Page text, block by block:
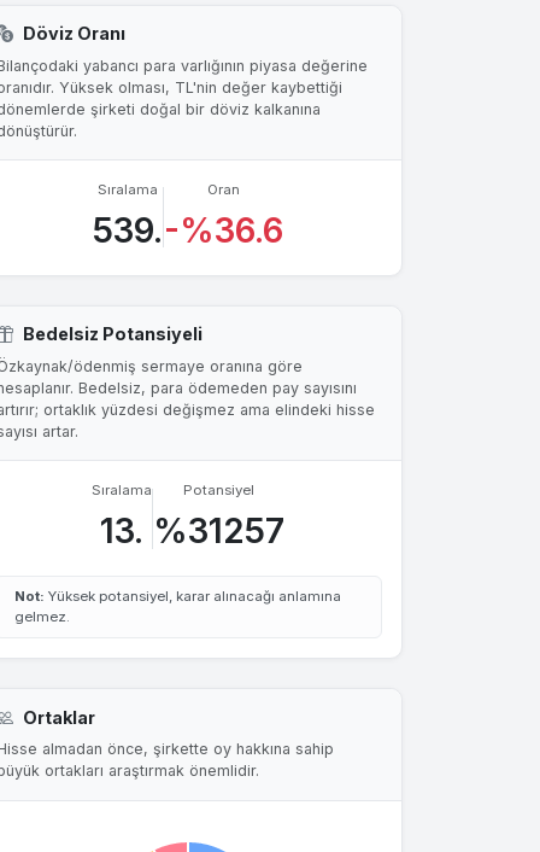
Döviz Oranı
yabancı para varlığının piyasa değerine
Yüksek olması, TL'nin değer kaybettiği
şirketi doğal bir döviz kalkanına
Sıralama
539.
Oran
-%36.6
Bedelsiz Potansiyeli
ödenmiş sermaye oranına göre
Bedelsiz, para ödemeden pay sayısını
ortaklık yüzdesi değişmez ama elindeki hisse
artar.
Sıralama
13.
Potansiyel
%31257
Not: Yüksek potansiyel, karar alınacağı anlamına
gelmez.
Ortaklar
almadan önce, şirkette oy hakkına sahip
ortakları araştırmak önemlidir.